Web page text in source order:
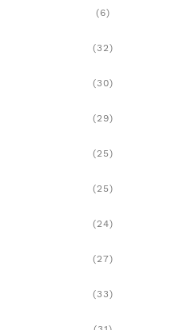
(6)
(32)
(30)
(29)
(25)
(25)
(24)
(27)
(33)